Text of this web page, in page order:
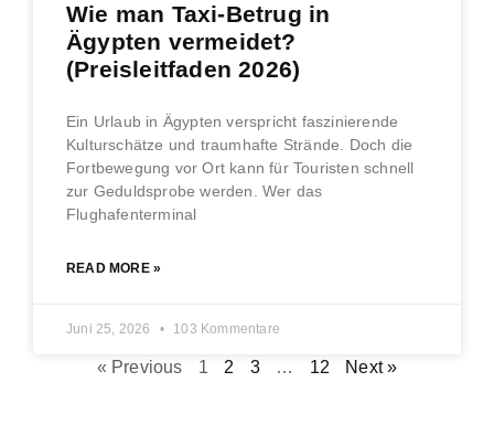
Wie man Taxi-Betrug in
Ägypten vermeidet?
(Preisleitfaden 2026)
Ein Urlaub in Ägypten verspricht faszinierende
Kulturschätze und traumhafte Strände. Doch die
Fortbewegung vor Ort kann für Touristen schnell
zur Geduldsprobe werden. Wer das
Flughafenterminal
READ MORE »
Juni 25, 2026 103 Kommentare
« Previous 1 2 3 … 12 Next »